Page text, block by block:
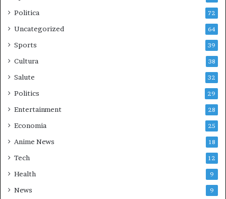
Politica 72
Uncategorized 64
Sports 39
Cultura 38
Salute 32
Politics 29
Entertainment 28
Economia 25
Anime News 18
Tech 12
Health 9
News 9